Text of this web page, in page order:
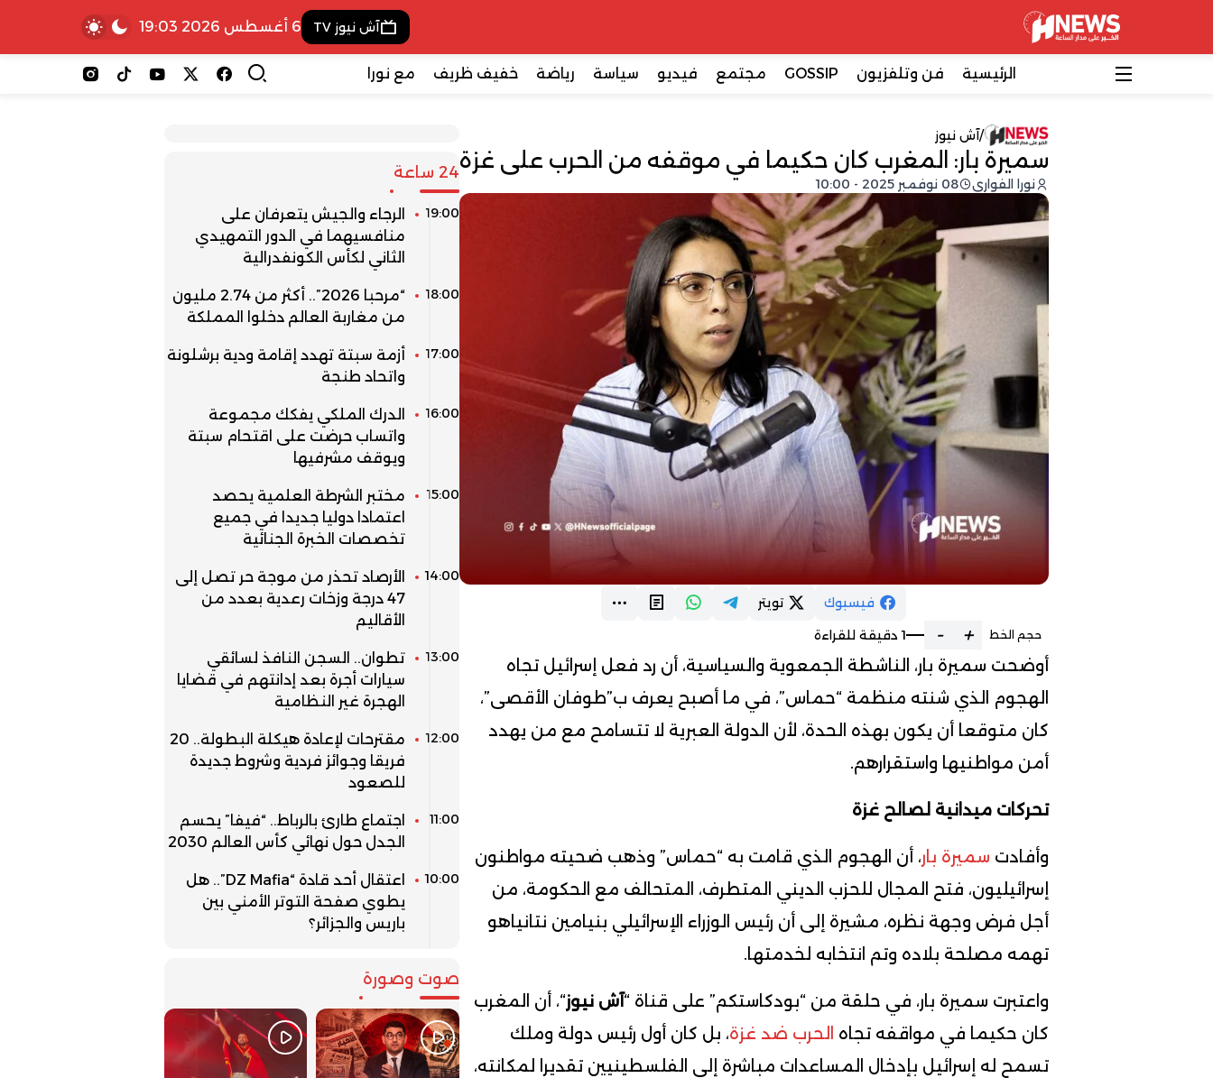
آش نيوز TV 6 أغسطس 2026 19:03
الرئيسية فن وتلفزيون GOSSIP مجتمع فيديو سياسة رياضة خفيف ظريف مع نورا
/آش نيوز
سميرة بار: المغرب كان حكيما في موقفه من الحرب على غزة
نورا الفواري 08 نوفمبر 2025 - 10:00
فيسبوك تويتر
حجم الخط +
- 1 دقيقة للقراءة
أوضحت سميرة بار، الناشطة الجمعوية والسياسية، أن رد فعل إسرائيل تجاه
الهجوم الذي شنته منظمة “حماس”، في ما أصبح يعرف ب”طوفان الأقصى”،
كان متوقعا أن يكون بهذه الحدة، لأن الدولة العبرية لا تتسامح مع من يهدد
أمن مواطنيها واستقرارهم.
تحركات ميدانية لصالح غزة
وأفادت سميرة بار، أن الهجوم الذي قامت به “حماس” وذهب ضحيته مواطنون
إسرائيليون، فتح المجال للحزب الديني المتطرف، المتحالف مع الحكومة، من
أجل فرض وجهة نظره، مشيرة إلى أن رئيس الوزراء الإسرائيلي بنيامين نتانياهو
تهمه مصلحة بلاده وتم انتخابه لخدمتها.
واعتبرت سميرة بار، في حلقة من “بودكاستكم” على قناة “آش نيوز“، أن المغرب
كان حكيما في مواقفه تجاه الحرب ضد غزة، بل كان أول رئيس دولة وملك
تسمح له إسرائيل بإدخال المساعدات مباشرة إلى الفلسطينيين تقديرا لمكانته،
24 ساعة
19:00
الرجاء والجيش يتعرفان على
منافسيهما في الدور التمهيدي
الثاني لكأس الكونفدرالية
18:00
“مرحبا 2026”.. أكثر من 2.74 مليون
من مغاربة العالم دخلوا المملكة
17:00
أزمة سبتة تهدد إقامة ودية برشلونة
واتحاد طنجة
16:00
الدرك الملكي يفكك مجموعة
واتساب حرضت على اقتحام سبتة
ويوقف مشرفيها
15:00
مختبر الشرطة العلمية يحصد
اعتمادا دوليا جديدا في جميع
تخصصات الخبرة الجنائية
14:00
الأرصاد تحذر من موجة حر تصل إلى
47 درجة وزخات رعدية بعدد من
الأقاليم
13:00
تطوان.. السجن النافذ لسائقي
سيارات أجرة بعد إدانتهم في قضايا
الهجرة غير النظامية
12:00
مقترحات لإعادة هيكلة البطولة.. 20
فريقا وجوائز فردية وشروط جديدة
للصعود
11:00
اجتماع طارئ بالرباط.. “فيفا” يحسم
الجدل حول نهائي كأس العالم 2030
10:00
اعتقال أحد قادة “DZ Mafia”.. هل
يطوي صفحة التوتر الأمني بين
باريس والجزائر؟
صوت وصورة